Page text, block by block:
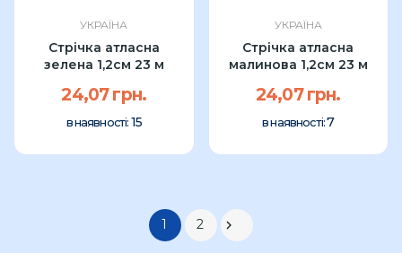
УКРАЇНА
Стрічка атласна
зелена 1,2см 23 м
24,07 грн.
в наявності: 15
УКРАЇНА
Стрічка атласна
малинова 1,2см 23 м
24,07 грн.
в наявності:7
1 2 